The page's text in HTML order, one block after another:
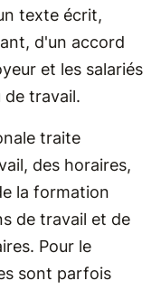
texte écrit,
d'un accord
et les salariés
de travail.
traite
des horaires,
la formation
de travail et de
Pour le
sont parfois